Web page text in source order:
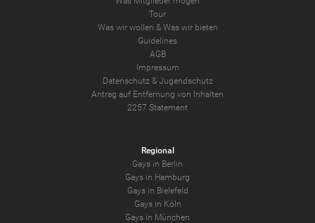
Tour
Was wir wollen & Was wir bieten
Guidelines
AGB
Impressum
Datenschutz& Jugendschutz
Antrag auf Entfernung von Inhalten
2257 Statement
Regional
Gays in Berlin
Gays in Hamburg
Gays in Bielefeld
Gays in Köln
Gays in München